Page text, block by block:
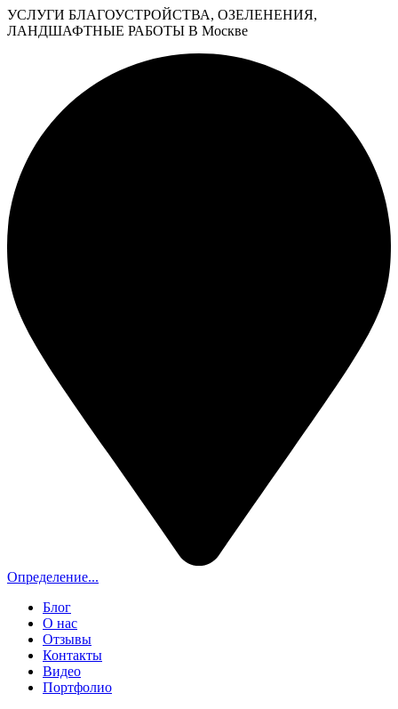
УСЛУГИ БЛАГОУСТРОЙСТВА, ОЗЕЛЕНЕНИЯ,
ЛАНДШАФТНЫЕ РАБОТЫ В Москве
Определение...
Блог
О нас
Отзывы
Контакты
Видео
Портфолио